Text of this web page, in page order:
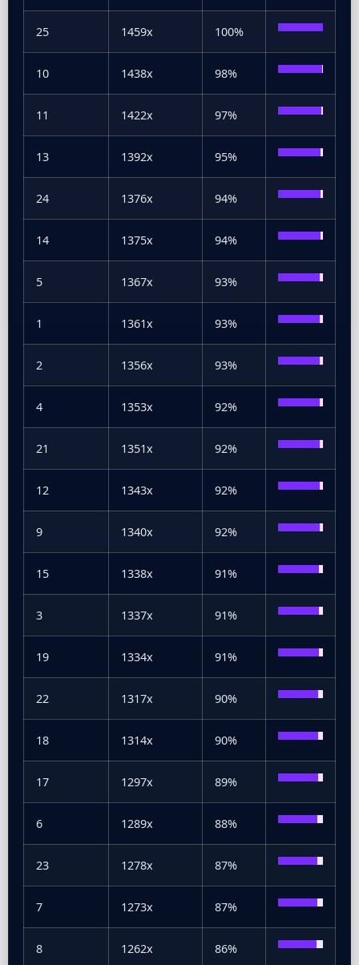
25 1459x 100%
10 1438x 98%
11 1422x 97%
13 1392x 95%
24 1376x 94%
14 1375x 94%
5 1367x 93%
1 1361x 93%
2 1356x 93%
4 1353x 92%
21 1351x 92%
12 1343x 92%
9 1340x 92%
15 1338x 91%
3 1337x 91%
19 1334x 91%
22 1317x 90%
18 1314x 90%
17 1297x 89%
6 1289x 88%
23 1278x 87%
7 1273x 87%
8 1262x 86%